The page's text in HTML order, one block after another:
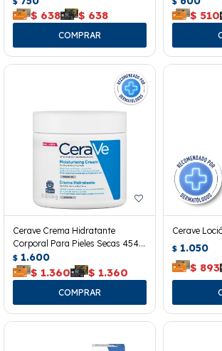
$ 638 $ 638 $ 510
Cerave Crema Hidratante
Corporal Para Pieles Secas 454
Grs.
$ 1.600
$ 1.360 $ 1.360
Cerave
$ 1.050
$ 893